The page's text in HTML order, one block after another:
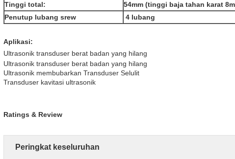
Tinggi total:
54mm (tinggi baja tahan karat
Penutup lubang srew
4 lubang
Aplikasi:
Ultrasonik transduser berat badan yang hilang
Ultrasonik transduser berat badan yang hilang
Ultrasonik membubarkan Transduser Selulit
Transduser kavitasi ultrasonik
Ratings & Review
Peringkat keseluruhan